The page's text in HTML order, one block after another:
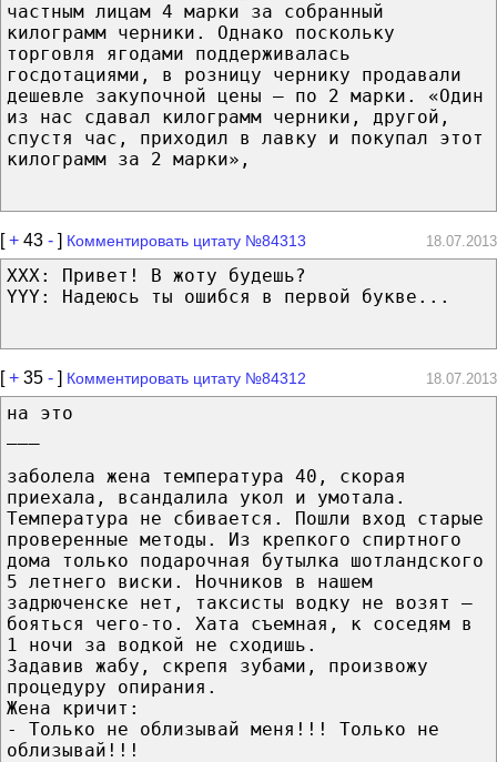
частным лицам 4 марки за собранный
килограмм черники. Однако поскольку
торговля ягодами поддерживалась
госдотациями, в розницу чернику продавали
дешевле закупочной цены — по 2 марки. «Один
из нас сдавал килограмм черники, другой,
спустя час, приходил в лавку и покупал этот
килограмм за 2 марки»,
[+ 43 - ] Комментировать цитату №84313 18.07.2013
XXX: Привет! В жоту будешь?
YYY: Надеюсь ты ошибся в первой букве...
[+ 35 - ] Комментировать цитату №84312 18.07.2013
на это
заболела жена температура 40, скорая
приехала, всандалила укол и умотала.
Температура не сбивается. Пошли вход старые
проверенные методы. Из крепкого спиртного
дома только подарочная бутылка шотландского
5 летнего виски. Ночников в нашем
задрюченске нет, таксисты водку не возят –
бояться чего-то. Хата съемная, к соседям в
1 ночи за водкой не сходишь.
Задавив жабу, скрепя зубами, произвожу
процедуру опирания.
Жена кричит:
- Только не облизывай меня!!! Только не
облизывай!!!